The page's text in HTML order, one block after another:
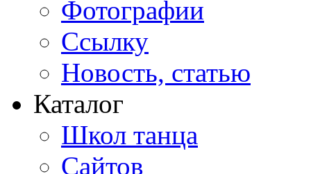
Фотографии
Ссылку
Новость, статью
Каталог
Школ танца
Сайтов